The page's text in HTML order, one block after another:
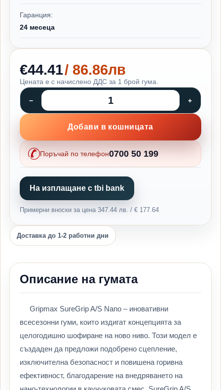
Гаранция:
24 месеца
€44.41/ 86.86лв
Цената е с начислено ДДС за 1 брой гума.
Добави в кошницата
Поръчай по телефон0700 50 199
На изплащане с tbi bank
Примерни вноски за цена 347.44 лв. / € 177.64
Доставка до 1-2 работни дни
Описание на гумата
Gripmax SureGrip A/S Nano – иновативни
всесезонни гуми, които издигат концепцията за
целогодишно шофиране на ново ниво. Този модел е
създаден да предложи подобрено сцепление,
изключителна безопасност и повишена горивна
ефективност, благодарение на внедряването на